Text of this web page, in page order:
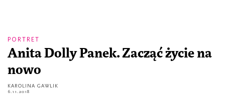
PORTRET
Anita Dolly Panek. Zacząć życie na
nowo
KAROLINA GAWLIK
6.11.2018